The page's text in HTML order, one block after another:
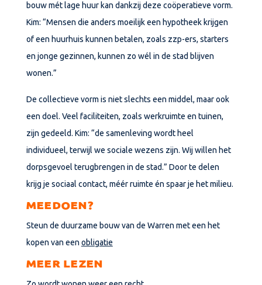
bouw mét lage huur kan dankzij deze coöperatieve vorm.
Kim: “Mensen die anders moeilijk een hypotheek krijgen
of een huurhuis kunnen betalen, zoals zzp-ers, starters
en jonge gezinnen, kunnen zo wél in de stad blijven
wonen.”
De collectieve vorm is niet slechts een middel, maar ook
een doel. Veel faciliteiten, zoals werkruimte en tuinen,
zijn gedeeld. Kim: “de samenleving wordt heel
individueel, terwijl we sociale wezens zijn. Wij willen het
dorpsgevoel terugbrengen in de stad.” Door te delen
krijg je sociaal contact, méér ruimte én spaar je het milieu.
MEEDOEN?
Steun de duurzame bouw van de Warren met een het
kopen van een obligatie
MEER LEZEN